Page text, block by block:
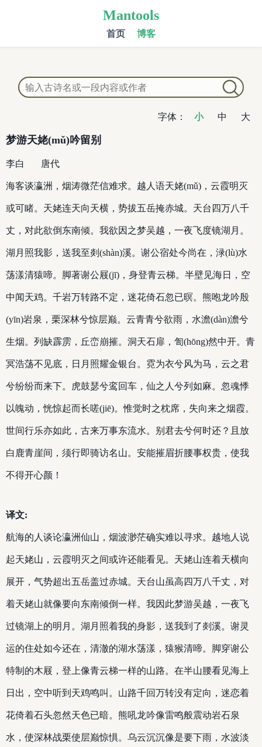
Mantools
首页 博客
字体： 小 中 大
梦游天姥(mǔ)吟留别
李白 唐代
海客谈瀛洲，烟涛微茫信难求。越人语天姥(mǔ)，云霞明灭
或可睹。天姥连天向天横，势拔五岳掩赤城。天台四万八千
丈，对此欲倒东南倾。我欲因之梦吴越，一夜飞度镜湖月。
湖月照我影，送我至剡(shàn)溪。谢公宿处今尚在，渌(lù)水
荡漾清猿啼。脚著谢公屐(jī)，身登青云梯。半壁见海日，空
中闻天鸡。千岩万转路不定，迷花倚石忽已暝。熊咆龙吟殷
(yīn)岩泉，栗深林兮惊层巅。云青青兮欲雨，水澹(dàn)澹兮
生烟。列缺霹雳，丘峦崩摧。洞天石扉，訇(hōng)然中开。青
冥浩荡不见底，日月照耀金银台。霓为衣兮风为马，云之君
兮纷纷而来下。虎鼓瑟兮鸾回车，仙之人兮列如麻。忽魂悸
以魄动，恍惊起而长嗟(jiē)。惟觉时之枕席，失向来之烟霞。
世间行乐亦如此，古来万事东流水。别君去兮何时还？且放
白鹿青崖间，须行即骑访名山。安能摧眉折腰事权贵，使我
不得开心颜！
译文:
航海的人谈论瀛洲仙山，烟波渺茫确实难以寻求。越地人说
起天姥山，云霞明灭之间或许还能看见。天姥山连着天横向
展开，气势超出五岳盖过赤城。天台山虽高四万八千丈，对
着天姥山就像要向东南倾倒一样。我因此梦游吴越，一夜飞
过镜湖上的明月。湖月照着我的身影，送我到了剡溪。谢灵
运的住处如今还在，清澈的湖水荡漾，猿猴清啼。脚穿谢公
特制的木屐，登上像青云梯一样的山路。在半山腰看见海上
日出，空中听到天鸡鸣叫。山路千回万转没有定向，迷恋着
花倚着石头忽然天色已暗。熊吼龙吟像雷鸣般震动岩石泉
水，使深林战栗使层巅惊惧。乌云沉沉像是要下雨，水波淡